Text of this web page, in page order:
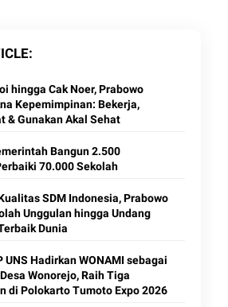
hingga Cak Noer, Prabowo
Kepemimpinan: Bekerja,
& Gunakan Akal Sehat
Bangun 2.500
70.000 Sekolah
SDM Indonesia, Prabowo
Unggulan hingga Undang
Dunia
UNS Hadirkan WONAMI sebagai
Wonorejo, Raih Tiga
di Polokarto Tumoto Expo 2026